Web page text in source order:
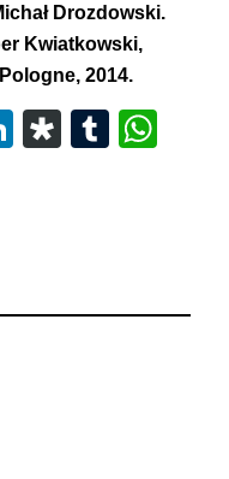
Drozdowski.
Kwiatkowski,
2014.
LinkedIn
Diaspora